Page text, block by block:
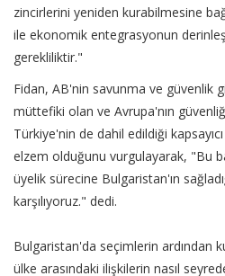
zincirlerini yeniden kurabilmesine
ile ekonomik entegrasyonun
gerekliliktir."
Fidan, AB'nin savunma ve güvenlik
müttefiki olan ve Avrupa'nın
Türkiye'nin de dahil edildiği
elzem olduğunu vurgulayarak, "Bu
üyelik sürecine Bulgaristan'ın
karşılıyoruz." dedi.
Bulgaristan'da seçimlerin ardından
ülke arasındaki ilişkilerin nasıl